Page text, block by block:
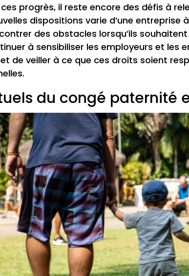
progrès, il reste encore des défis à
dispositions varie d’une entreprise
des obstacles lorsqu’ils
à sensibiliser les employeurs et les
de veiller à ce que ces droits soient
du congé paternité